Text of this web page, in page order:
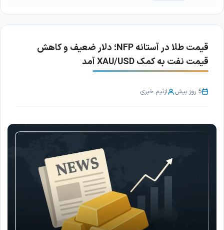
قیمت طلا در آستانه NFP؛ دلار ضعیف و کاهش
قیمت نفت به کمک XAU/USD آمد
5 روز پیش ازتیم خبری